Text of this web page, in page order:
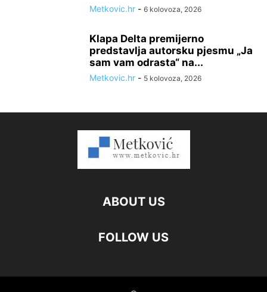
Metkovic.hr - 6 kolovoza, 2026
Klapa Delta premijerno
predstavlja autorsku pjesmu „Ja
sam vam odrasta“ na...
Metkovic.hr - 5 kolovoza, 2026
ABOUT US
FOLLOW US